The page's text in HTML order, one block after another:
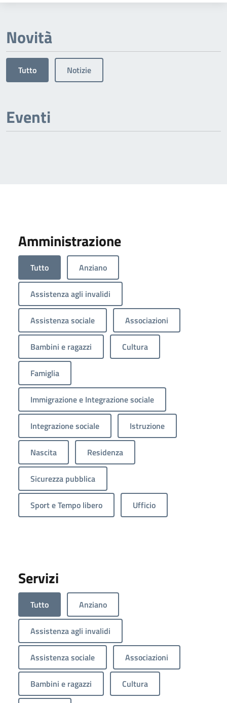
Novità
Tutto Notizie
Eventi
Amministrazione
Tutto Anziano
Assistenza agli invalidi
Assistenza sociale Associazioni
Bambini e ragazzi Cultura
Famiglia
Immigrazione e Integrazione sociale
Integrazione sociale Istruzione
Nascita Residenza
Sicurezza pubblica
Sport e Tempo libero Ufficio
Servizi
Tutto Anziano
Assistenza agli invalidi
Assistenza sociale Associazioni
Bambini e ragazzi Cultura